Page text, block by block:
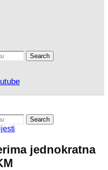
Search
Search
jednokratna